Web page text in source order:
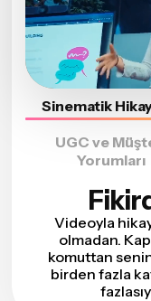
Sinematik
UGC ve
Yorumları
Videoyla
olmadan.
komuttan
birden fazla